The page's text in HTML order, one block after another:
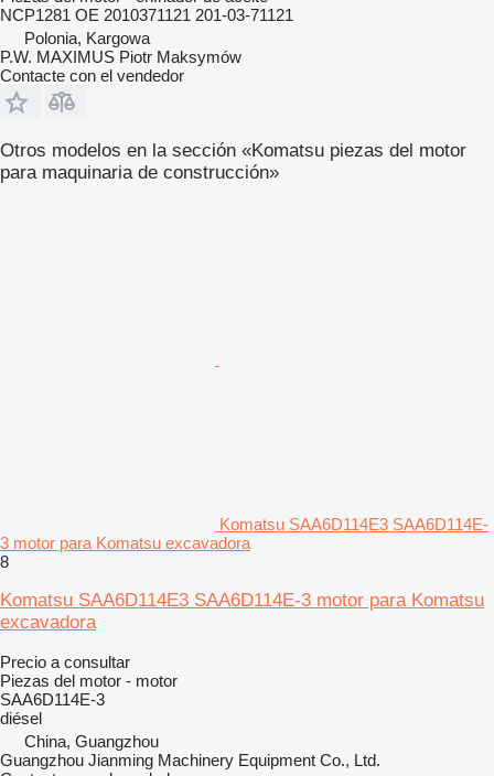
NCP1281 OE 2010371121 201-03-71121
Polonia, Kargowa
P.W. MAXIMUS Piotr Maksymów
Contacte con el vendedor
Otros modelos en la sección «Komatsu piezas del motor
para maquinaria de construcción»
Komatsu SAA6D114E3 SAA6D114E-
3 motor para Komatsu excavadora
8
Komatsu SAA6D114E3 SAA6D114E-3 motor para Komatsu
excavadora
Precio a consultar
Piezas del motor - motor
SAA6D114E-3
diésel
China, Guangzhou
Guangzhou Jianming Machinery Equipment Co., Ltd.